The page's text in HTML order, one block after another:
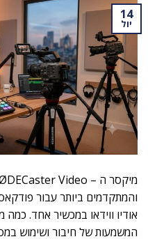
14
יול
והמתקדמים ביותר עבור
אודיו ווידאו במכשיר אחד. כמה
המשמעות של חיבור ושימוש